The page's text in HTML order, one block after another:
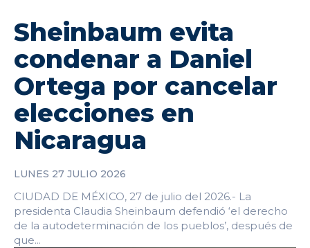
Sheinbaum evita
condenar a Daniel
Ortega por cancelar
elecciones en
Nicaragua
LUNES 27 JULIO 2026
CIUDAD DE MÉXICO, 27 de julio del 2026.- La
presidenta Claudia Sheinbaum defendió ‘el derecho
de la autodeterminación de los pueblos’, después de
que...